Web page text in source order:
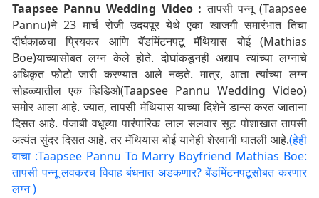
Taapsee Pannu Wedding Video : तापसी पन्नू (Taapsee
Pannu)ने 23 मार्च रोजी उदयपूर येथे एका खाजगी समारंभात तिचा
दीर्घकाळचा प्रियकर आणि बॅडमिंटनपटू मॅथियास बोई (Mathias
Boe)याच्यासोबत लग्न केले होते. दोघांकडूनही अद्याप त्यांच्या लग्नाचे
अधिकृत फोटो जारी करण्यात आले नव्हते. मात्र, आता त्यांच्या लग्न
सोहळ्यातील एक व्हिडिओ(Taapsee Pannu Wedding Video)
समोर आला आहे. ज्यात, तापसी मॅथियास याच्या दिशेने डान्स करत जाताना
दिसत आहे. पंजाबी वधूच्या पारंपारिक लाल सलवार सूट पोशाखात तापसी
अत्यंत सुंदर दिसत आहे. तर मॅथियास बोई यानेही शेरवानी घातली आहे.(हेही
वाचा :Taapsee Pannu To Marry Boyfriend Mathias Boe:
तापसी पन्नू लवकरच विवाह बंधनात अडकणार? बॅडमिंटनपटूसोबत करणार
लग्न )